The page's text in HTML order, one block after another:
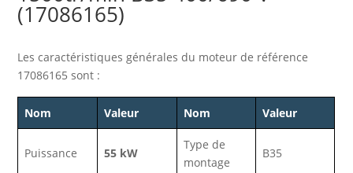
(17086165)
Les caractéristiques générales du moteur de référence
17086165 sont :
Nom Valeur Nom Valeur
Puissance 55 kW
Type de
montage
B35